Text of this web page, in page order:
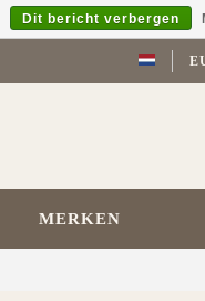
MERKEN
Dit bericht verbergen